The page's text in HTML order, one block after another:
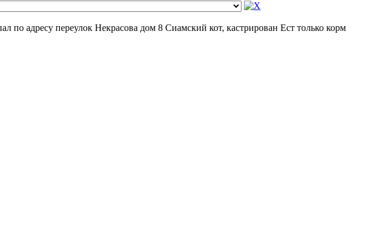
адресу переулок Некрасова дом 8 Сиамский кот, кастрирован Ест только корм